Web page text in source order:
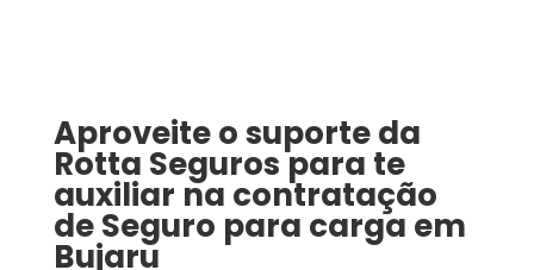
Aproveite o suporte da
Rotta Seguros para te
auxiliar na contratação
deSeguro para carga em
Bujaru